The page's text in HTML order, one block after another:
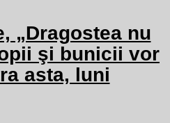
„Dragostea nu
şi bunicii vor
asta, luni